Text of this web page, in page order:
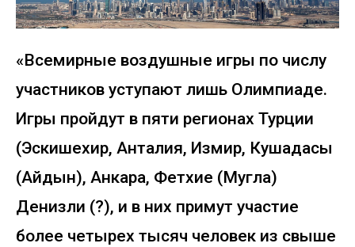
«Всемирные воздушные игры по числу
участников уступают лишь Олимпиаде.
Игры пройдут в пяти регионах Турции
(Эскишехир, Анталия, Измир, Кушадасы
(Айдын), Анкара, Фетхие (Мугла)
Денизли (?), и в них примут участие
более четырех тысяч человек из свыше